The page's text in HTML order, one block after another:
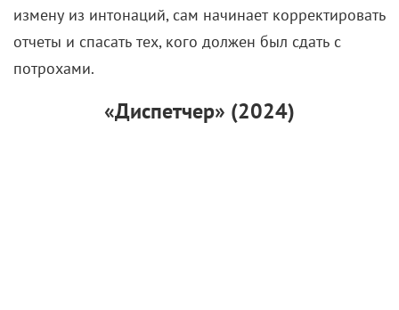
измену из интонаций, сам начинает корректировать
отчеты и спасать тех, кого должен был сдать с
потрохами.
«Диспетчер» (2024)